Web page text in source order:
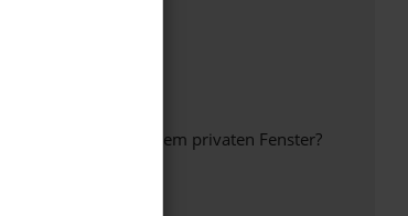
Browser oder in einem privaten Fenster?